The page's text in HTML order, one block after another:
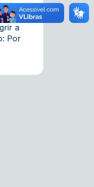
a
Por